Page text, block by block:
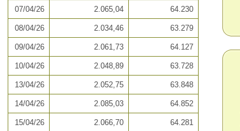
07/04/26 2.065,04 64.230
08/04/26 2.034,46 63.279
09/04/26 2.061,73 64.127
10/04/26 2.048,89 63.728
13/04/26 2.052,75 63.848
14/04/26 2.085,03 64.852
15/04/26 2.066,70 64.281